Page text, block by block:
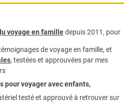
voyage en familledepuis 2011, pour
devoyage en famille, et
, testées et approuvées par mes
pour voyager avec enfants,
testé et approuvé à retrouver sur